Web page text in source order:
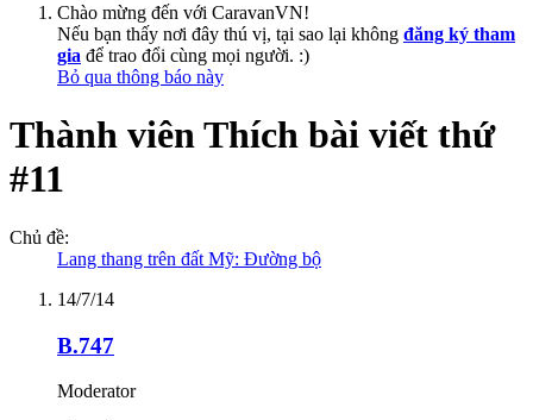
Chào mừng đến với CaravanVN!
Nếu bạn thấy nơi đây thú vị, tại sao lại không đăng ký tham
gia để trao đổi cùng mọi người. :)
Bỏ qua thông báo này
Thành viên Thích bài viết thứ
#11
Chủ đề:
Lang thang trên đất Mỹ: Đường bộ
14/7/14
B.747
Moderator